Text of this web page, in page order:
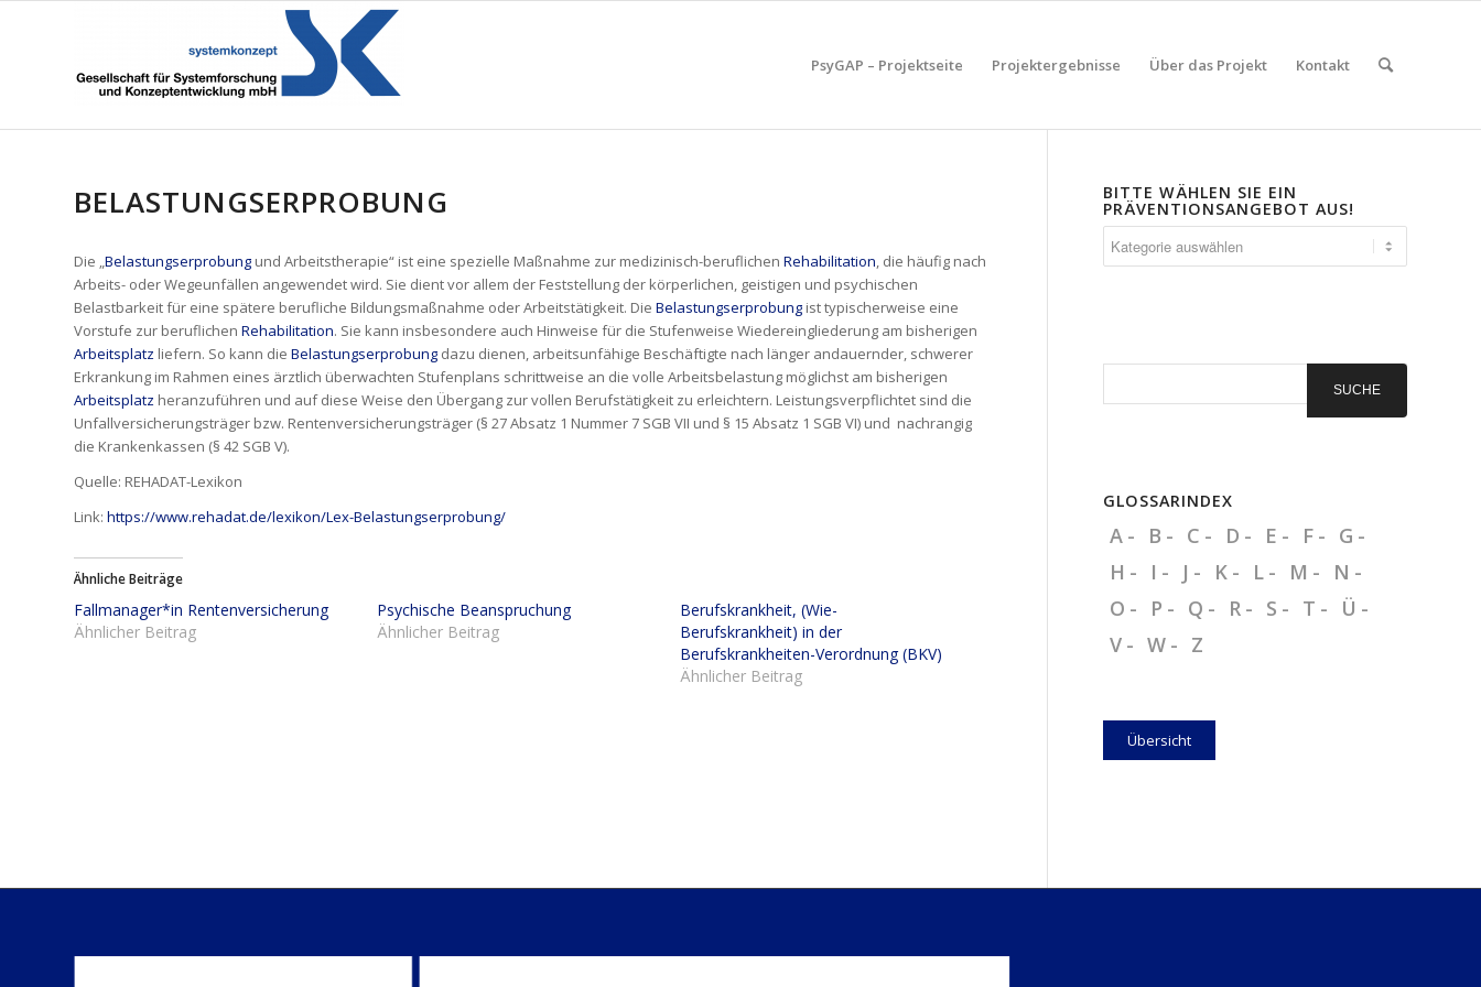
PsyGAP – Projektseite Projektergebnisse Über das Projekt Kontakt
BELASTUNGSERPROBUNG
Die „Belastungserprobung und Arbeitstherapie“ ist eine spezielle Maßnahme zur medizinisch-beruflichen Rehabilitation, die häufig nach
Arbeits- oder Wegeunfällen angewendet wird. Sie dient vor allem der Feststellung der körperlichen, geistigen und psychischen
Belastbarkeit für eine spätere berufliche Bildungsmaßnahme oder Arbeitstätigkeit. Die Belastungserprobung ist typischerweise eine
Vorstufe zur beruflichen Rehabilitation. Sie kann insbesondere auch Hinweise für die Stufenweise Wiedereingliederung am bisherigen
Arbeitsplatz liefern. So kann die Belastungserprobung dazu dienen, arbeitsunfähige Beschäftigte nach länger andauernder, schwerer
Erkrankung im Rahmen eines ärztlich überwachten Stufenplans schrittweise an die volle Arbeitsbelastung möglichst am bisherigen
Arbeitsplatz heranzuführen und auf diese Weise den Übergang zur vollen Berufstätigkeit zu erleichtern. Leistungsverpflichtet sind die
Unfallversicherungsträger bzw. Rentenversicherungsträger (§ 27 Absatz 1 Nummer 7 SGB VII und § 15 Absatz 1 SGB VI) und  nachrangig 
die Krankenkassen (§ 42 SGB V).
Quelle: REHADAT-Lexikon
Link: https://www.rehadat.de/lexikon/Lex-Belastungserprobung/
Ähnliche Beiträge
Fallmanager*in Rentenversicherung
Ähnlicher Beitrag
Psychische Beanspruchung
Ähnlicher Beitrag
Berufskrankheit, (Wie-
Berufskrankheit) in der
Berufskrankheiten-Verordnung (BKV)
Ähnlicher Beitrag
BITTE WÄHLEN SIE EIN
PRÄVENTIONSANGEBOT AUS!
wählen
GLOSSARINDEX
A B C D E F
G
H
I J K L M
N
O
P Q R S T
Ü
V
W Z
Übersicht